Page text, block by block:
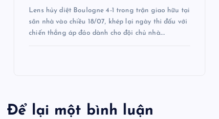
Lens hủy diệt Boulogne 4-1 trong trận giao hữu tại
sân nhà vào chiều 18/07, khép lại ngày thi đấu với
chiến thắng áp đảo dành cho đội chủ nhà.…
Để lại một bình luận